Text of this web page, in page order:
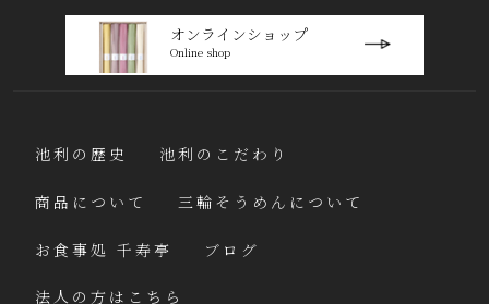
オンラインショップ
Online shop
池利の歴史 池利のこだわり
商品について 三輪そうめんについて
お食事処 千寿亭 ブログ
法人の方はこちら